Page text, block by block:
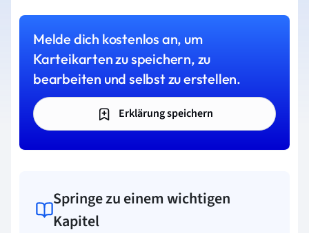
Melde dich kostenlos an, um
Karteikarten zu speichern, zu
bearbeiten und selbst zu erstellen.
Erklärung speichern
Springe zu einem wichtigen
Kapitel